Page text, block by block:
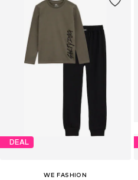
DEAL
WE FASHION